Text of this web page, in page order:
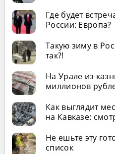
Где будет
России: Европа?
Такую зиму в
так?!
На Урале из
миллионов
Как выглядит
на Кавказе:
Не ешьте эту
список